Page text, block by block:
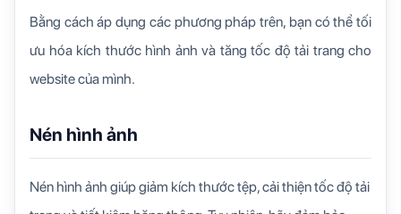
Bằng cách áp dụng các phương pháp trên, bạn có thể tối
ưu hóa kích thước hình ảnh và tăng tốc độ tải trang cho
website của mình.
Nén hình ảnh
Nén hình ảnh giúp giảm kích thước tệp, cải thiện tốc độ tải